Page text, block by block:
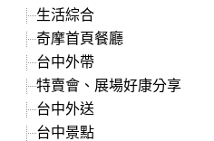
生活綜合
奇摩首頁餐廳
台中外帶
特賣會、展場好康分享
台中外送
台中景點